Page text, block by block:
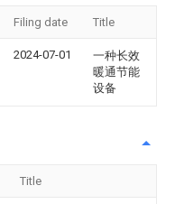
Filing date Title
2024-07-01
一种长效
暖通节能
设备
Title